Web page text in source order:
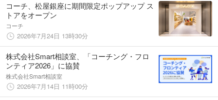
コーチ、松屋銀座に期間限定ポップアップ ス
トアをオープン
コーチ
2026年7月24日 13時30分
株式会社Smart相談室、「コーチング・フロ
ンティア2026」に協賛
株式会社Smart相談室
2026年7月14日 11時00分